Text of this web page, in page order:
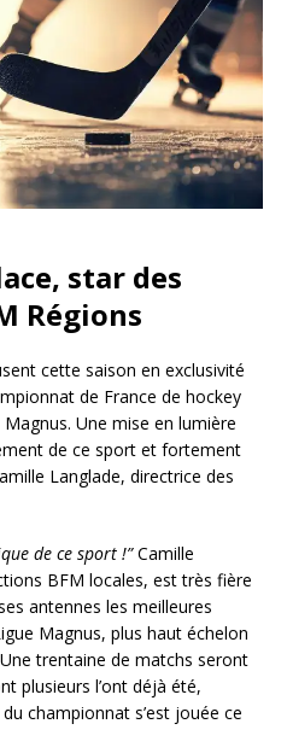
star des
Régions
cette saison en exclusivité
de France de hockey
Une mise en lumière
de ce sport et fortement
Langlade, directrice des
de ce sport !”Camille
BFM locales, est très fière
antennes les meilleures
Magnus, plus haut échelon
trentaine de matchs seront
plusieurs l’ont déjà été,
championnat s’est jouée ce